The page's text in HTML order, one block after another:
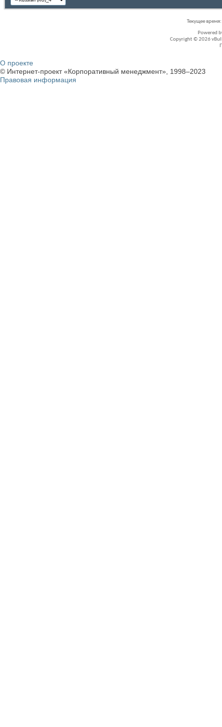
Текущее время:
Powered
Copyright © 2026
О проекте
© Интернет-проект «Корпоративный менеджмент», 1998–2023
Правовая информация